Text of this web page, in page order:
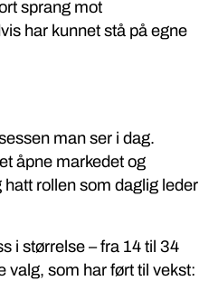
sprang mot
har kunnet stå på egne
man ser i dag.
åpne markedet og
rollen som daglig leder
i størrelse – fra 14 til 34
valg, som har ført til vekst: